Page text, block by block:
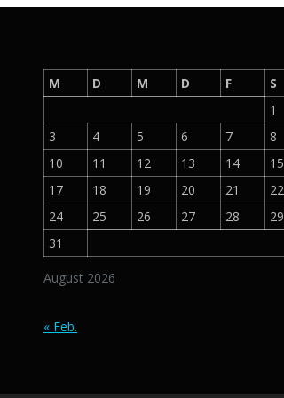
August 2026
M D M D F S
1
3
4 5 6 7 8
10
11 12 13 14 15
17
18 19 20 21 22
24
25 26 27 28 29
31
« Feb.